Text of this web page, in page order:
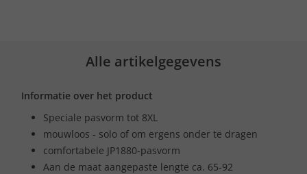
Alle artikelgegevens
Informatie over het product
Speciale pasvorm tot 8XL
mouwloos - solo of om ergens onder te dragen
comfortabele JP1880-pasvorm
Aan de maat aangepaste lengte ca. 65-92